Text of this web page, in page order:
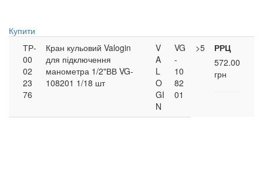
Купити
ТР-
00
02
23
76
Кран кульовий Valogin
для підключення
манометра 1/2"ВВ VG-
108201 1/18 шт
V
A
L
O
GI
N
VG
-
10
82
01
>5
РРЦ
572.00
грн